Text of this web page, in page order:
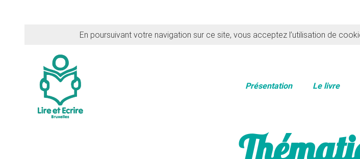
En poursuivant votre navigation sur ce site, vous acceptez l’utilisation de
Présentation Le livre